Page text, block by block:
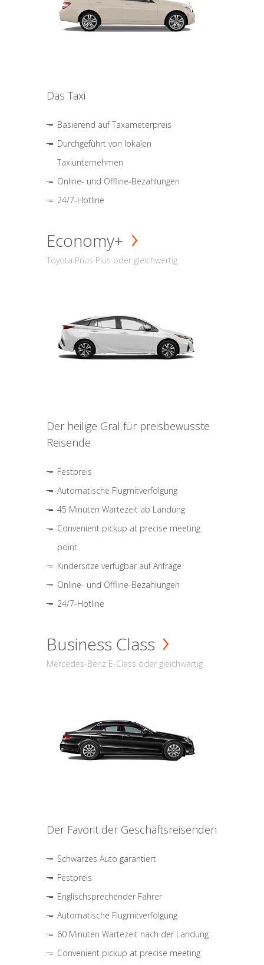
Das Taxi
Basierend auf Taxameterpreis
Durchgeführt von lokalen
Taxiunternehmen
Online- und Offline-Bezahlungen
24/7-Hotline
Economy+
Toyota Prius Plus oder gleichwertig
Der heilige Gral für preisbewusste
Reisende
Festpreis
Automatische Flugmitverfolgung
45 Minuten Wartezeit ab Landung
Convenient pickup at precise meeting
point
Kindersitze verfügbar auf Anfrage
Online- und Offline-Bezahlungen
24/7-Hotline
Business Class
Mercedes-Benz E-Class oder gleichwärtig
Der Favorit der Geschäftsreisenden
Schwarzes Auto garantiert
Festpreis
Englischsprechender Fahrer
Automatische Flugmitverfolgung
60 Minuten Wartezeit nach der Landung
Convenient pickup at precise meeting